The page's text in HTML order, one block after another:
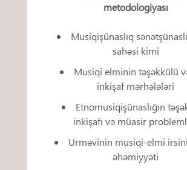
metodologiyası
Musiqişünaslıq
sahəsi kimi
Musiqi elminin təşəkkülü
inkişaf mərhələləri
Etnomusiqişünaslığın
inkişafı və müasir
Urməvinin musiqi-elmi
əhəmiyyəti